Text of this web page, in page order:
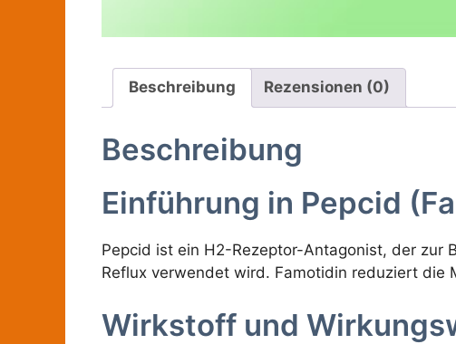
Beschreibung Rezensionen (0)
Beschreibung
Einführung in Pepcid
Pepcid ist ein H2-Rezeptor-Antagonist, der zur
Reflux verwendet wird. Famotidin reduziert die
Wirkstoff und